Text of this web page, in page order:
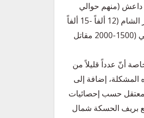
الى تنظيمات: داعش (منهم حوالي
800 مقاتل ينتشرون في مناطق الرقة والحسكة، و150 في شرق دمشق)، وجبهة تحرير الشام (12 ألفاً -15 ألفاً
ينتشرون في إدلب)، وحراس الدين الذي يتزعمه سمير حجازي الملقب بأبو همام الشامي (1500-2000 مقاتل
أنّ عدداً قليلاً من
المشكلة، إضافة إلى
مراكز الاحتجاز خاصة في مخيم الهول الذي يضم حوالي 70 ألف معتقل حسب إحصائيات
بريف الحسكة شمال